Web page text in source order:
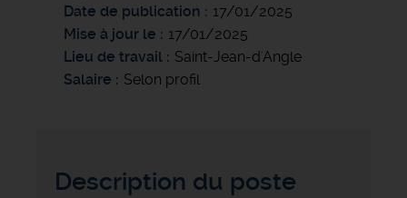
Date de publication
17/01/2025
Mise à jour le
17/01/2025
Lieu de travail
Saint-Jean-d'Angle
Salaire
Selon profil
Description du poste